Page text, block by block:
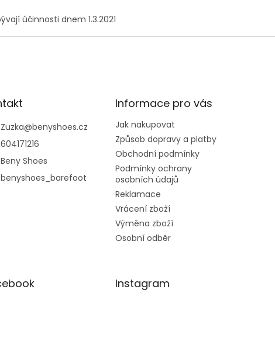
účinnosti dnem 1.3.2021
Zuzka@benyshoes.cz
604171216
Beny Shoes
benyshoes_barefoot
Informace pro vás
Jak nakupovat
Způsob dopravy a platby
Obchodní podmínky
Podmínky ochrany
osobních údajů
Reklamace
Vrácení zboží
Výměna zboží
Osobní odběr
Instagram